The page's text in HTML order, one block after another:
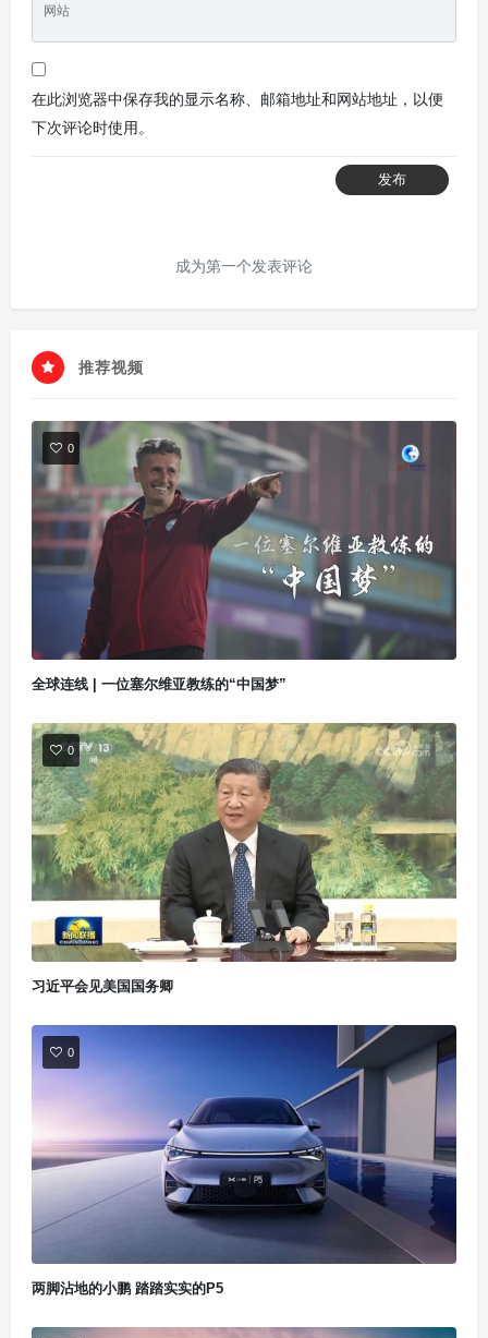
网站
在此浏览器中保存我的显示名称、邮箱地址和网站地址，以便
下次评论时使用。
发布
成为第一个发表评论
推荐视频
0
全球连线 | 一位塞尔维亚教练的“中国梦”
0
习近平会见美国国务卿
0
两脚沾地的小鹏 踏踏实实的P5